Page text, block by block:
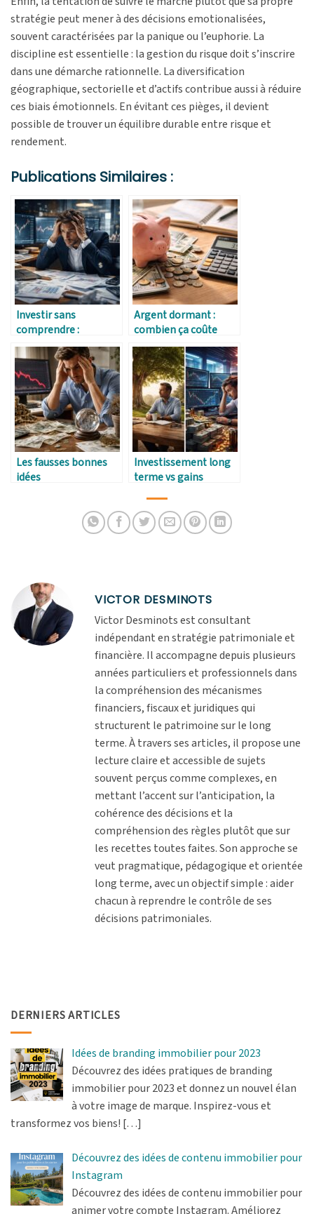
stratégie peut mener à des décisions emotionalisées,
souvent caractérisées par la panique ou l’euphorie. La
discipline est essentielle : la gestion du risque doit s’inscrire
dans une démarche rationnelle. La diversification
géographique, sectorielle et d’actifs contribue aussi à réduire
ces biais émotionnels. En évitant ces pièges, il devient
possible de trouver un équilibre durable entre risque et
rendement.
Publications Similaires :
Investir sans
comprendre :
pourquoi c’est risqué
Argent dormant :
combien ça coûte
vraiment
Les fausses bonnes
idées
Investissement long
terme vs gains
VICTOR DESMINOTS
Victor Desminots est consultant
indépendant en stratégie patrimoniale et
financière. Il accompagne depuis plusieurs
années particuliers et professionnels dans
la compréhension des mécanismes
financiers, fiscaux et juridiques qui
structurent le patrimoine sur le long
terme. À travers ses articles, il propose une
lecture claire et accessible de sujets
souvent perçus comme complexes, en
mettant l’accent sur l’anticipation, la
cohérence des décisions et la
compréhension des règles plutôt que sur
les recettes toutes faites. Son approche se
veut pragmatique, pédagogique et orientée
long terme, avec un objectif simple : aider
chacun à reprendre le contrôle de ses
décisions patrimoniales.
DERNIERS ARTICLES
Idées de branding immobilier pour 2023
Découvrez des idées pratiques de branding
immobilier pour 2023 et donnez un nouvel élan
à votre image de marque. Inspirez-vous et
transformez vos biens! […]
Découvrez des idées de contenu immobilier pour
Instagram
Découvrez des idées de contenu immobilier pour
animer votre compte Instagram. Améliorez